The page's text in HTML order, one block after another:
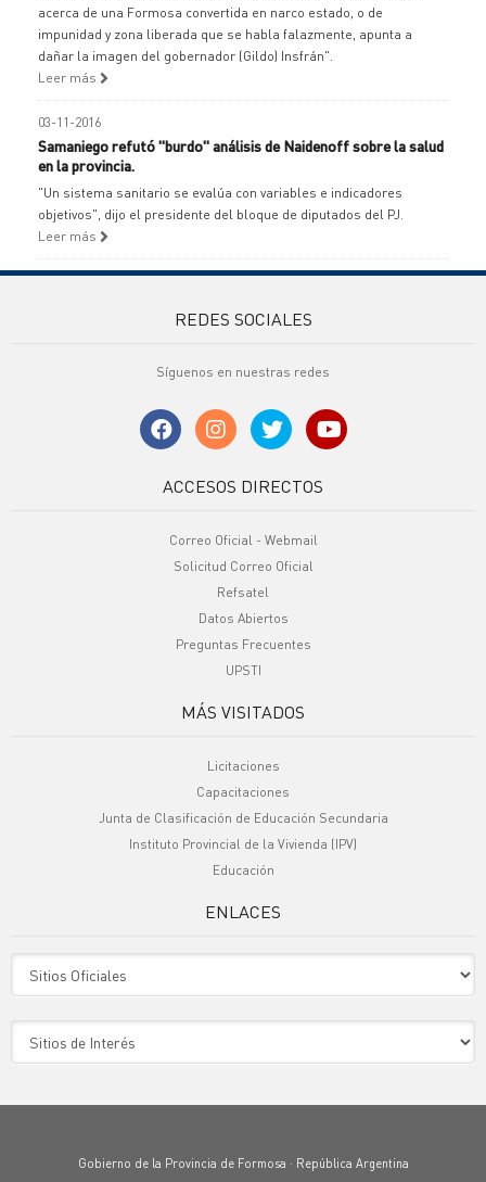
acerca de una Formosa convertida en narco estado, o de
impunidad y zona liberada que se habla falazmente, apunta a
dañar la imagen del gobernador (Gildo) Insfrán".
Leer más
03-11-2016
Samaniego refutó "burdo" análisis de Naidenoff sobre la salud
en la provincia.
"Un sistema sanitario se evalúa con variables e indicadores
objetivos", dijo el presidente del bloque de diputados del PJ.
Leer más
REDES SOCIALES
Síguenos en nuestras redes
ACCESOS DIRECTOS
Correo Oficial - Webmail
Solicitud Correo Oficial
Refsatel
Datos Abiertos
Preguntas Frecuentes
UPSTI
MÁS VISITADOS
Licitaciones
Capacitaciones
Junta de Clasificación de Educación Secundaria
Instituto Provincial de la Vivienda (IPV)
Educación
ENLACES
Gobierno de la Provincia de Formosa · República Argentina